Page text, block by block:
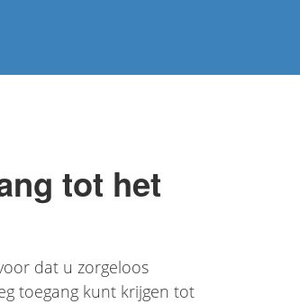
tot het
dat u zorgeloos
toegang kunt krijgen tot